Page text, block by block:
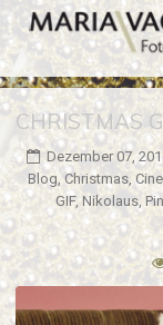
CHRISTMAS
Dezember 07,
Blog Christmas
GIF, Nikolaus